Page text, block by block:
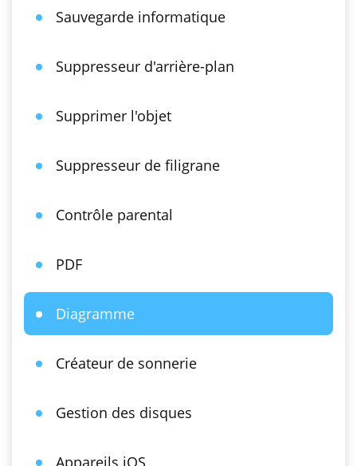
Sauvegarde informatique
Suppresseur d'arrière-plan
Supprimer l'objet
Suppresseur de filigrane
Contrôle parental
PDF
Diagramme
Créateur de sonnerie
Gestion des disques
Appareils iOS